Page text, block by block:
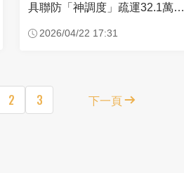
具聯防「神調度」疏運32.1萬創
2026/04/22 17:31
2 3 下一頁